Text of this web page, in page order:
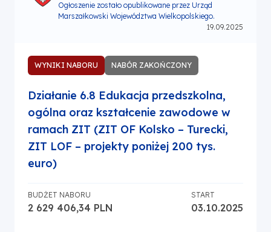
Ogłoszenie zostało opublikowane przez Urząd
Marszałkowski Województwa Wielkopolskiego.
19.09.2025
WYNIKI NABORU NABÓR ZAKOŃCZONY
Działanie 6.8 Edukacja przedszkolna,
ogólna oraz kształcenie zawodowe w
ramach ZIT (ZIT OF Kolsko – Turecki,
ZIT LOF – projekty poniżej 200 tys.
euro)
BUDŻET NABORU
2 629 406,34 PLN
START
03.10.2025